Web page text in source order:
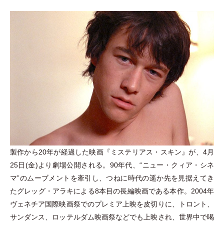
製作から20年が経過した映画『ミステリアス ・ スキン』が、4月
25日(金)より劇場公開される。90年代、“ニュー ・ クィア ・ シネ
マ”のムーブメントを牽引し、つねに時代の遥か先を見据えてき
たグレッグ・ アラキによる8本目の長編映画である本作。2004年
ヴェネチア国際映画祭でのプレミア上映を皮切りに、トロント、
サンダンス、ロッテルダム映画祭などでも上映され、世界中で喝